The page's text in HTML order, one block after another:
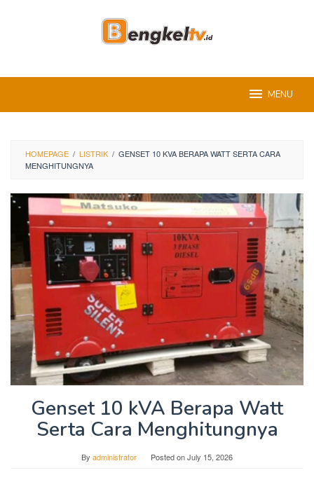
MENU
HOMEPAGE / LISTRIK / GENSET 10 KVA BERAPA WATT SERTA CARA
MENGHITUNGNYA
Genset 10 kVA Berapa Watt
Serta Cara Menghitungnya
By administrator Posted onJuly 15, 2026